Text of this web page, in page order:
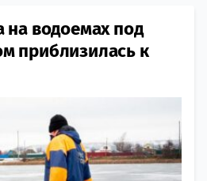
на водоемах под
приблизилась к